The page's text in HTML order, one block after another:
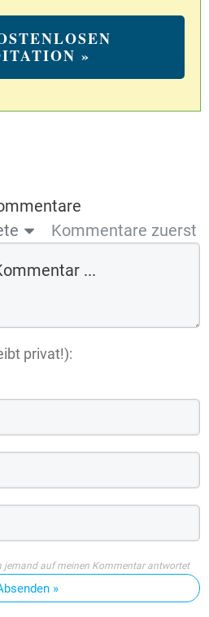
»
Kommentare zuerst
privat!):
jemand auf meinen Kommentar antwortet
»